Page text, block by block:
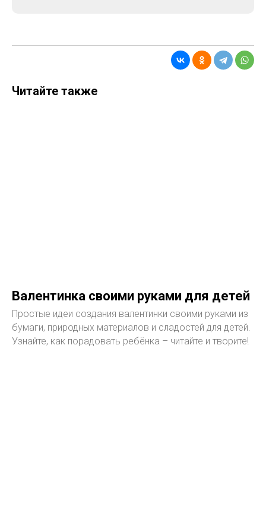
Читайте также
Валентинка своими руками для детей
Простые идеи создания валентинки своими руками из
бумаги, природных материалов и сладостей для детей.
Узнайте, как порадовать ребёнка – читайте и творите!